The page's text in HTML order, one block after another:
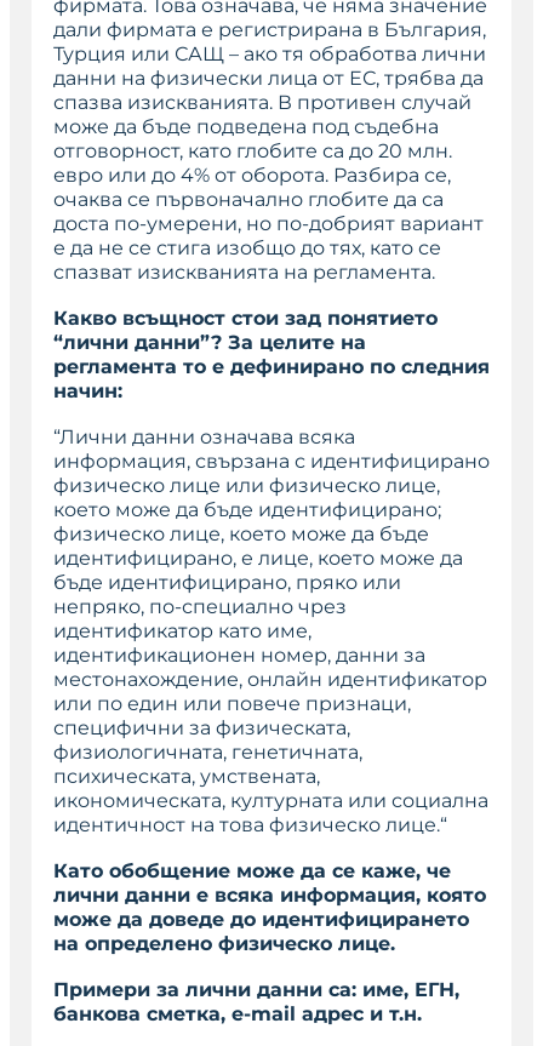
фирмата. Това означава, че няма значение
дали фирмата е регистрирана в България,
Турция или САЩ – ако тя обработва лични
данни на физически лица от ЕС, трябва да
спазва изискванията. В противен случай
може да бъде подведена под съдебна
отговорност, като глобите са до 20 млн.
евро или до 4% от оборота. Разбира се,
очаква се първоначално глобите да са
доста по-умерени, но по-добрият вариант
е да не се стига изобщо до тях, като се
спазват изискванията на регламента.
Какво всъщност стои зад понятието
“лични данни”? За целите на
регламента то е дефинирано по следния
начин:
“Лични данни означава всяка
информация, свързана с идентифицирано
физическо лице или физическо лице,
което може да бъде идентифицирано;
физическо лице, което може да бъде
идентифицирано, е лице, което може да
бъде идентифицирано, пряко или
непряко, по-специално чрез
идентификатор като име,
идентификационен номер, данни за
местонахождение, онлайн идентификатор
или по един или повече признаци,
специфични за физическата,
физиологичната, генетичната,
психическата, умствената,
икономическата, културната или социална
идентичност на това физическо лице.“
Като обобщение може да се каже, че
лични данни е всяка информация, която
може да доведе до идентифицирането
на определено физическо лице.
Примери за лични данни са: име, ЕГН,
банкова сметка, e-mail адрес и т.н.